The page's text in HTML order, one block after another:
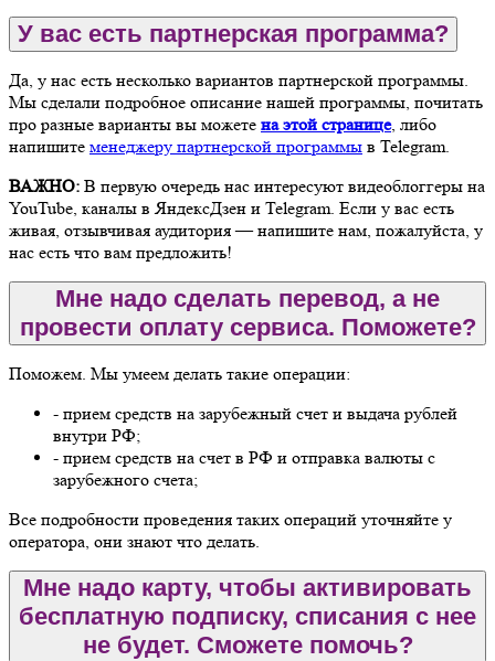
У вас есть партнерская программа?
Да, у нас есть несколько вариантов партнерской программы.
Мы сделали подробное описание нашей программы, почитать
про разные варианты вы можете на этой странице, либо
напишите менеджеру партнерской программы в Telegram.
ВАЖНО: В первую очередь нас интересуют видеоблоггеры на
YouTube, каналы в ЯндексДзен и Telegram. Если у вас есть
живая, отзывчивая аудитория — напишите нам, пожалуйста, у
нас есть что вам предложить!
Мне надо сделать перевод, а не
провести оплату сервиса. Поможете?
Поможем. Мы умеем делать такие операции:
- прием средств на зарубежный счет и выдача рублей
внутри РФ;
- прием средств на счет в РФ и отправка валюты с
зарубежного счета;
Все подробности проведения таких операций уточняйте у
оператора, они знают что делать.
Мне надо карту, чтобы активировать
бесплатную подписку, списания с нее
не будет. Сможете помочь?